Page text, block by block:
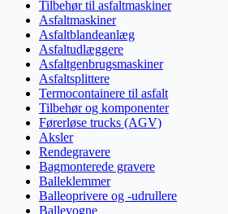
Tilbehør til asfaltmaskiner
Asfaltmaskiner
Asfaltblandeanlæg
Asfaltudlæggere
Asfaltgenbrugsmaskiner
Asfaltsplittere
Termocontainere til asfalt
Tilbehør og komponenter
Førerløse trucks (AGV)
Aksler
Rendegravere
Bagmonterede gravere
Balleklemmer
Balleoprivere og -udrullere
Ballevogne